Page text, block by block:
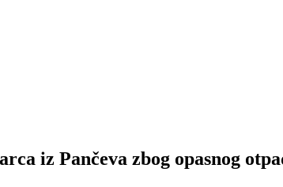
iz Pančeva zbog opasnog